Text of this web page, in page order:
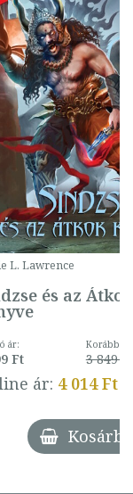
L. Lawrence
és az Átkok
ár:
Ft
Korábbi
3 849 Ft
ár: 4 014 Ft
Kosárba